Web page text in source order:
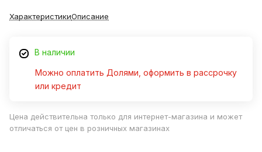
ХарактеристикиОписание
В наличии
Можно оплатить Долями, оформить в рассрочку
или кредит
Цена действительна только для интернет-магазина и может
отличаться от цен в розничных магазинах